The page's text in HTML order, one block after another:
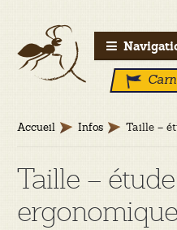
Aller
à
Aller
au
contenu
Accueil Infos Taille –
Taille –
ergonomique